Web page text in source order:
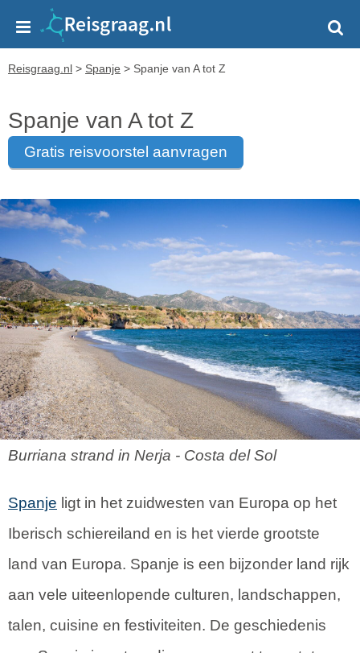
Reisgraag.nl > Spanje > Spanje van A tot Z
Spanje van A tot Z
gratis reisvoorstel aanvragen
Burriana strand in Nerja - Costa del Sol
Spanje ligt in het zuidwesten van Europa op het
Iberisch schiereiland en is het vierde grootste
land van Europa. Spanje is een bijzonder land rijk
aan vele uiteenlopende culturen, landschappen,
talen, cuisine en festiviteiten. De geschiedenis